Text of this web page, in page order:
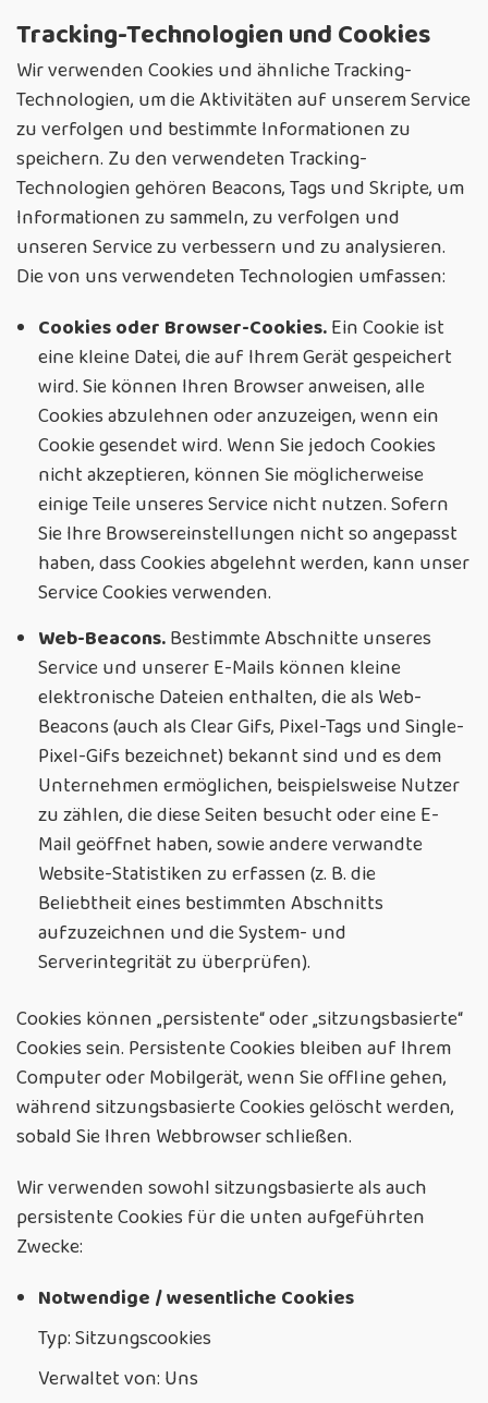
Tracking-Technologien und Cookies
Wir verwenden Cookies und ähnliche Tracking-
Technologien, um die Aktivitäten auf unserem Service
zu verfolgen und bestimmte Informationen zu
speichern. Zu den verwendeten Tracking-
Technologien gehören Beacons, Tags und Skripte, um
Informationen zu sammeln, zu verfolgen und
unseren Service zu verbessern und zu analysieren.
Die von uns verwendeten Technologien umfassen:
Cookies oder Browser-Cookies.Ein Cookie ist
eine kleine Datei, die auf Ihrem Gerät gespeichert
wird. Sie können Ihren Browser anweisen, alle
Cookies abzulehnen oder anzuzeigen, wenn ein
Cookie gesendet wird. Wenn Sie jedoch Cookies
nicht akzeptieren, können Sie möglicherweise
einige Teile unseres Service nicht nutzen. Sofern
Sie Ihre Browsereinstellungen nicht so angepasst
haben, dass Cookies abgelehnt werden, kann unser
Service Cookies verwenden.
Web-Beacons.Bestimmte Abschnitte unseres
Service und unserer E-Mails können kleine
elektronische Dateien enthalten, die als Web-
Beacons (auch als Clear Gifs, Pixel-Tags und Single-
Pixel-Gifs bezeichnet) bekannt sind und es dem
Unternehmen ermöglichen, beispielsweise Nutzer
zu zählen, die diese Seiten besucht oder eine E-
Mail geöffnet haben, sowie andere verwandte
Website-Statistiken zu erfassen (z. B. die
Beliebtheit eines bestimmten Abschnitts
aufzuzeichnen und die System- und
Serverintegrität zu überprüfen).
Cookies können „persistente“ oder „sitzungsbasierte“
Cookies sein. Persistente Cookies bleiben auf Ihrem
Computer oder Mobilgerät, wenn Sie offline gehen,
während sitzungsbasierte Cookies gelöscht werden,
sobald Sie Ihren Webbrowser schließen.
Wir verwenden sowohl sitzungsbasierte als auch
persistente Cookies für die unten aufgeführten
Zwecke:
Notwendige / wesentliche Cookies
Typ: Sitzungscookies
Verwaltet von: Uns